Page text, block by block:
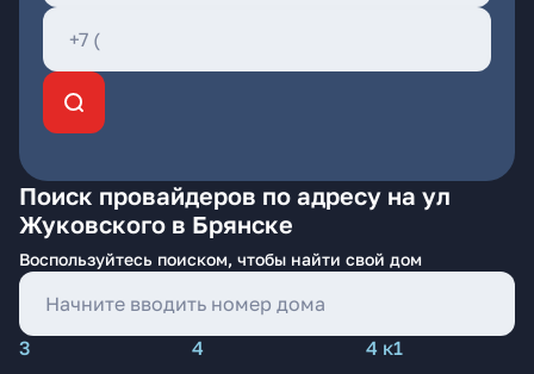
Поиск провайдеров по адресу на ул
Жуковского в Брянске
Воспользуйтесь поиском, чтобы найти свой дом
3 4
4 к1